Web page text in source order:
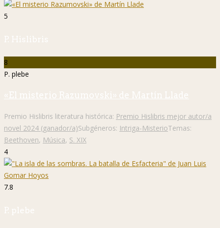
5
P. Hislibris
8
P. plebe
«El misterio Razumovski» de Martín Llade
Premio Hislibris literatura histórica: Premio Hislibris mejor autor/a
novel 2024 (ganador/a)Subgéneros: Intriga-MisterioTemas:
Beethoven, Música, S. XIX
4
7.8
P. plebe